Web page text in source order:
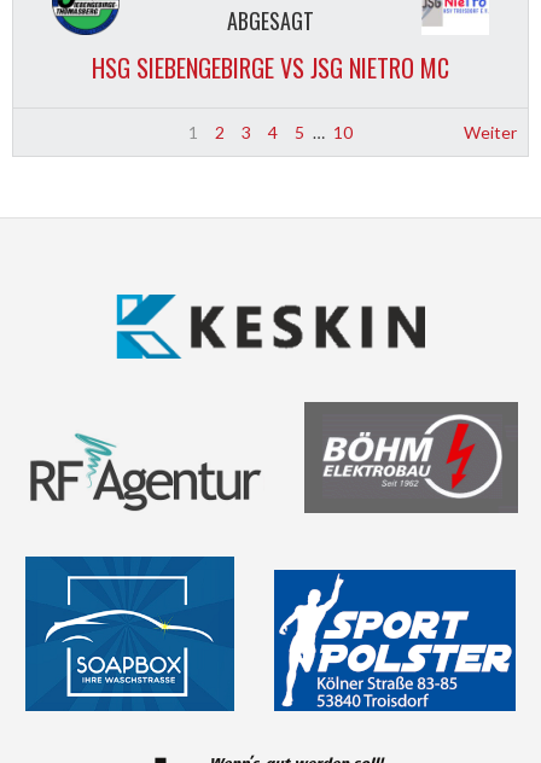
ABGESAGT
HSG SIEBENGEBIRGE VS JSG NIETRO MC
1 2 3 4 5 … 10 Weiter